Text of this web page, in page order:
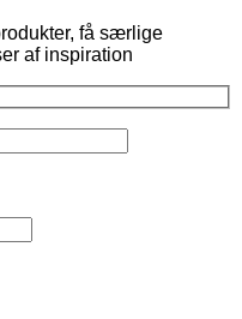
få særlige
af inspiration